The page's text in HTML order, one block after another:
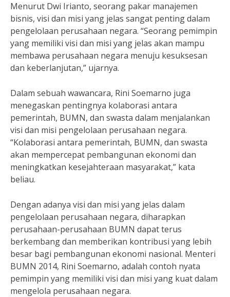
Menurut Dwi Irianto, seorang pakar manajemen
bisnis, visi dan misi yang jelas sangat penting dalam
pengelolaan perusahaan negara. “Seorang pemimpin
yang memiliki visi dan misi yang jelas akan mampu
membawa perusahaan negara menuju kesuksesan
dan keberlanjutan,” ujarnya.
Dalam sebuah wawancara, Rini Soemarno juga
menegaskan pentingnya kolaborasi antara
pemerintah, BUMN, dan swasta dalam menjalankan
visi dan misi pengelolaan perusahaan negara.
“Kolaborasi antara pemerintah, BUMN, dan swasta
akan mempercepat pembangunan ekonomi dan
meningkatkan kesejahteraan masyarakat,” kata
beliau.
Dengan adanya visi dan misi yang jelas dalam
pengelolaan perusahaan negara, diharapkan
perusahaan-perusahaan BUMN dapat terus
berkembang dan memberikan kontribusi yang lebih
besar bagi pembangunan ekonomi nasional. Menteri
BUMN 2014, Rini Soemarno, adalah contoh nyata
pemimpin yang memiliki visi dan misi yang kuat dalam
mengelola perusahaan negara.